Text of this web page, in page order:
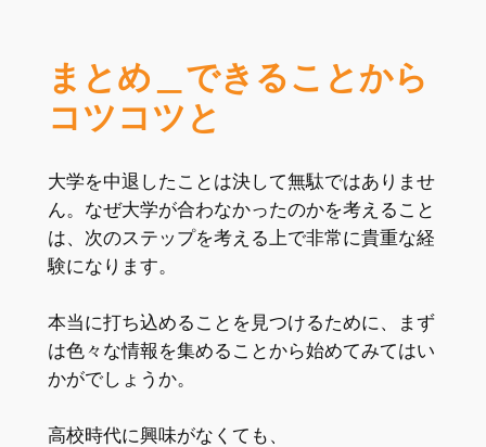
まとめ＿できることから
コツコツと
大学を中退したことは決して無駄ではありませ
ん。なぜ大学が合わなかったのかを考えること
は、次のステップを考える上で非常に貴重な経
験になります。
本当に打ち込めることを見つけるために、まず
は色々な情報を集めることから始めてみてはい
かがでしょうか。
高校時代に興味がなくても、